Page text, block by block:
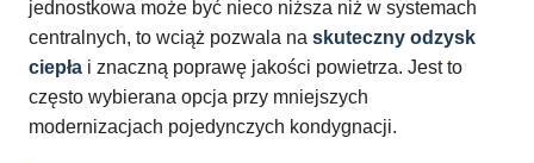
jednostkowa może być nieco niższa niż w systemach
centralnych, to wciąż pozwala na skuteczny odzysk
ciepła i znaczną poprawę jakości powietrza. Jest to
często wybierana opcja przy mniejszych
modernizacjach pojedynczych kondygnacji.